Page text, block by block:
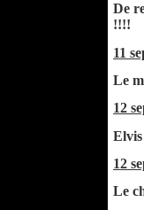
De
!!!!
11
Le
12
12
Le